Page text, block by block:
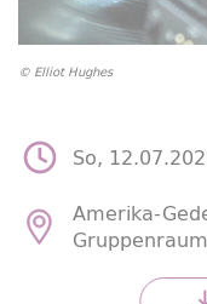
© Elliot Hughes
So,
Amerika-